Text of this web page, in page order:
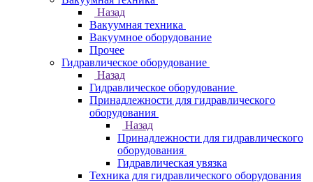
Назад
Вакуумная техника
Вакуумное оборудование
Прочее
Гидравлическое оборудование
Назад
Гидравлическое оборудование
Принадлежности для гидравлического
оборудования
Назад
Принадлежности для гидравлического
оборудования
Гидравлическая увязка
Техника для гидравлического оборудования